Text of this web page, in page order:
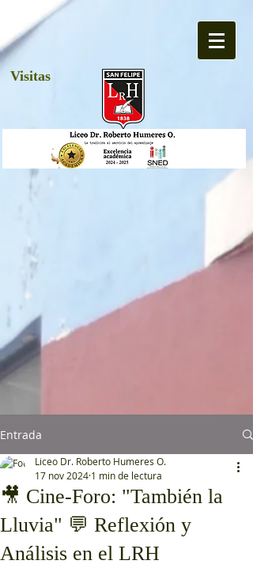
Visitas
Entrada
🎥 Cine-Foro: "También la
Lluvia" 💬 Reflexión y
Análisis en el LRH
Liceo Dr. Roberto Humeres O.
17 nov 2024 1 min de lectura